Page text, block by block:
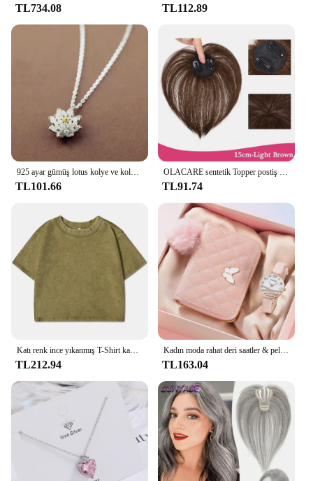
TL734.08 TL112.89
925 ayar gümüş lotus kolye ve kolye kadınlar için yüksek kalite ayar-gümüş-takı
TL101.66
OLACARE sentetik Topper postiş yanlış Bang klip-patlama uzatma doğal sahte saçak görünmez Clourse postiş kadınlar için
TL91.74
Katı renk ince yıkanmış T-Shirt kadın moda yumuşak pamuk tişörtlerin rahat spor kısa kollu serin Retro giyim kadın
TL212.94
Kadın moda rahat deri saatler & peluş top dekorasyon kelebek cüzdan seti kuvars kol elbise saat Montre Femme
TL163.04